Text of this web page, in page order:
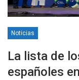
Noticias
La lista de
españoles